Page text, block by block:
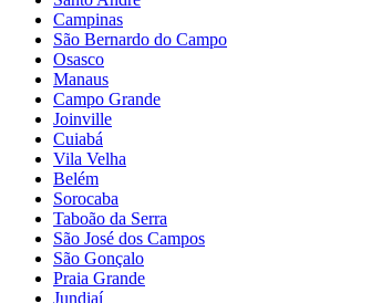
Campinas
São Bernardo do Campo
Osasco
Manaus
Campo Grande
Joinville
Cuiabá
Vila Velha
Belém
Sorocaba
Taboão da Serra
São José dos Campos
São Gonçalo
Praia Grande
Jundiaí